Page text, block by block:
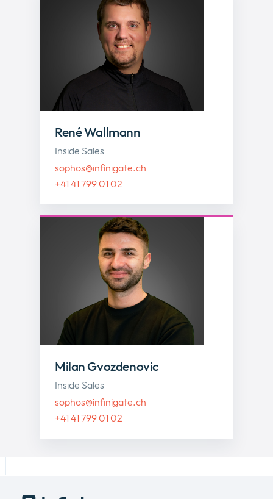
René Wallmann
Inside Sales
sophos@infinigate.ch
+41 41 799 01 02
Milan Gvozdenovic
Inside Sales
sophos@infinigate.ch
+41 41 799 01 02